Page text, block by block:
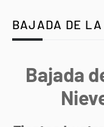
BAJADA DE LA
Bajada